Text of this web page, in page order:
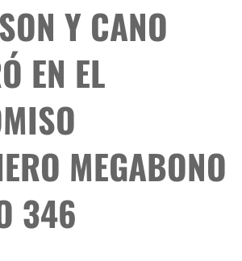
Y CANO
EN EL
MEGABONO
346